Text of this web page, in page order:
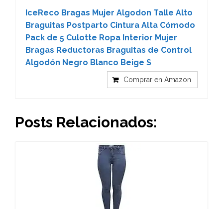
IceReco Bragas Mujer Algodon Talle Alto
Braguitas Postparto Cintura Alta Cómodo
Pack de 5 Culotte Ropa Interior Mujer
Bragas Reductoras Braguitas de Control
Algodón Negro Blanco Beige S
Comprar en Amazon
Posts Relacionados: